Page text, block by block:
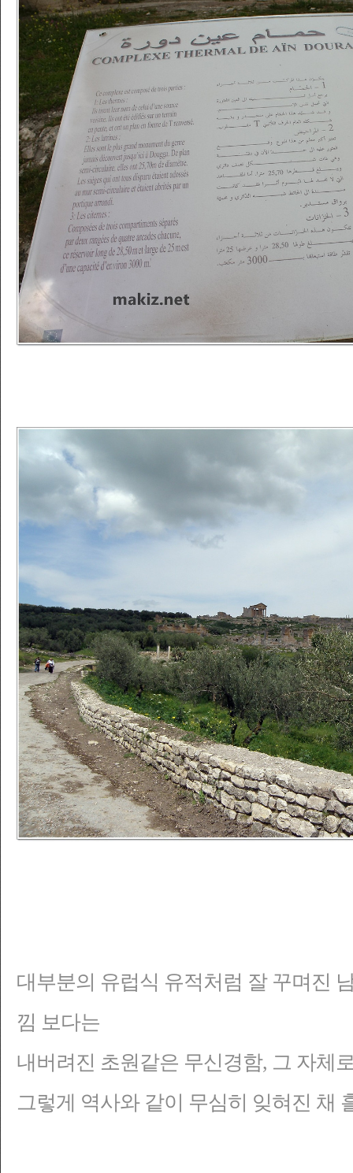
대부분의 유럽식 유적처럼 잘 꾸며진
낌 보다는
내버려진 초원같은 무신경함, 그 자체
그렇게 역사와 같이 무심히 잊혀진 채